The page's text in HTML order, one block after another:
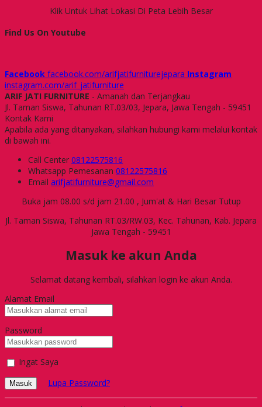
Klik Untuk Lihat Lokasi Di Peta Lebih Besar
Find Us On Youtube
Facebook facebook.com/arifjatifurniturejepara Instagram
instagram.com/arif_jatifurniture
ARIF JATI FURNITURE - Amanah dan Terjangkau
Jl. Taman Siswa, Tahunan RT.03/03, Jepara, Jawa Tengah - 59451
Kontak Kami
Apabila ada yang ditanyakan, silahkan hubungi kami melalui kontak
di bawah ini.
Call Center 08122575816
Whatsapp Pemesanan 08122575816
Email arifjatifurniture@gmail.com
Buka jam 08.00 s/d jam 21.00 , Jum'at & Hari Besar Tutup
Jl. Taman Siswa, Tahunan RT.03/RW.03, Kec. Tahunan, Kab. Jepara
Jawa Tengah - 59451
Masuk ke akun Anda
Selamat datang kembali, silahkan login ke akun Anda.
Alamat Email
Password
Ingat Saya
Masuk Lupa Password?